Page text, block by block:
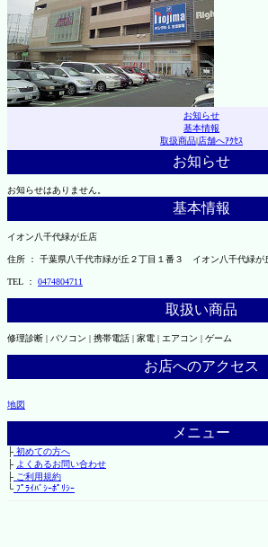
お知らせ
基本情報
取扱商品|店舗へｱｸｾｽ
お知らせ
お知らせはありません。
基本情報
イオン八千代緑が丘店
住所 ： 千葉県八千代市緑が丘２丁目１番３ イオン八千代緑が
TEL ： 0474804711
取扱い商品
修理診断 | パソコン | 携帯電話 | 家電 | エアコン | ゲーム
お店へのアクセス
地図
メニュー
├初めての方へ
├ よくあるお問い合わせ
├ご利用規約
└ﾌﾟﾗｲﾊﾞｼｰﾎﾟﾘｼｰ